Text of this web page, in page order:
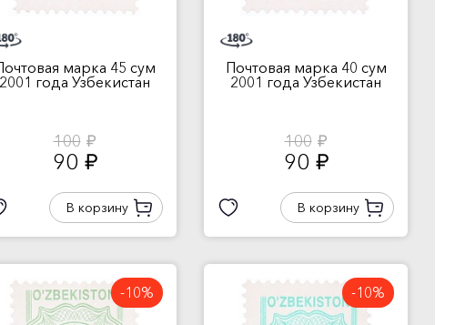
марка 45 сум
2001 года Узбекистан
100 руб.
90 руб.
В корзину
Почтовая марка 40 сум
2001 года Узбекистан
100 руб.
90 руб.
В корзину
-10% -10%